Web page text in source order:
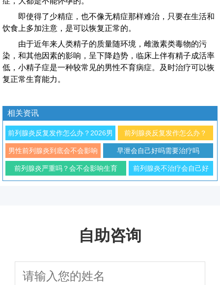
即使得了少精症，也不像无精症那样难治，只要在生活和
饮食上多加注意，是可以恢复正常的。
由于近年来人类精子的质量随环境，雌激素类毒物的污
染，和其他因素的影响，呈下降趋势，临床上伴有精子成活率
低，小精子症是一种较常见的男性不育病症。及时治疗可以恢
复正常生育能力。
相关资讯
前列腺炎反复发作怎么办？2026男
科专家解析治疗与预防方法
前列腺炎反复发作怎么办？
2026年男性科学防治与日常调
理指南
男性前列腺炎到底会不会影响
性功能
早泄会自己好吗需要治疗吗
前列腺炎严重吗？会不会影响生育
前列腺炎不治疗会自己好
吗？对生育有影响吗
自助咨询